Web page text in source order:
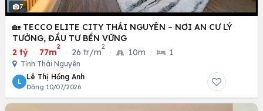
7
🏡 TECCO ELITE CITY THÁI NGUYÊN – NƠI AN CƯ LÝ
TƯỞNG, ĐẦU TƯ BỀN VỮNG
2 tỷ · 77m
2
· 26 tr/m
2
· 10m · 1
Tỉnh Thái Nguyên
L
Lê Thị Hồng Anh
Đăng 10/07/2026